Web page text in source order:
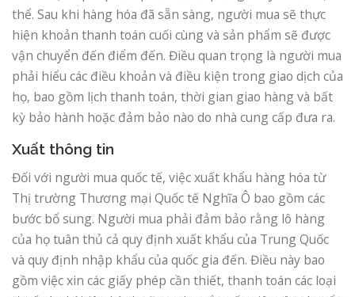
thể. Sau khi hàng hóa đã sẵn sàng, người mua sẽ thực
hiện khoản thanh toán cuối cùng và sản phẩm sẽ được
vận chuyển đến điểm đến. Điều quan trọng là người mua
phải hiểu các điều khoản và điều kiện trong giao dịch của
họ, bao gồm lịch thanh toán, thời gian giao hàng và bất
kỳ bảo hành hoặc đảm bảo nào do nhà cung cấp đưa ra.
Xuất thông tin
Đối với người mua quốc tế, việc xuất khẩu hàng hóa từ
Thị trường Thương mại Quốc tế Nghĩa Ô bao gồm các
bước bổ sung. Người mua phải đảm bảo rằng lô hàng
của họ tuân thủ cả quy định xuất khẩu của Trung Quốc
và quy định nhập khẩu của quốc gia đến. Điều này bao
gồm việc xin các giấy phép cần thiết, thanh toán các loại